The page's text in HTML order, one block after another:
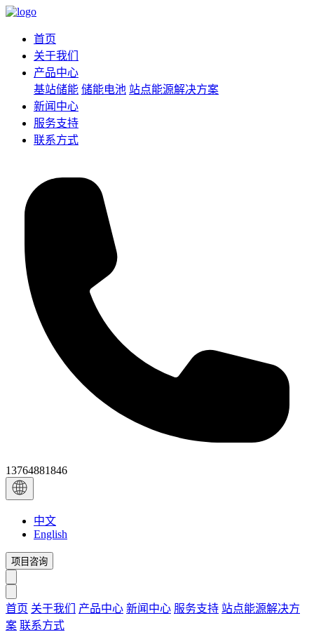
首页
关于我们
产品中心
基站储能 储能电池 站点能源解决方案
新闻中心
服务支持
联系方式
13764881846
中文
English
项目咨询
首页 关于我们 产品中心 新闻中心 服务支持 站点能源解决方
案 联系方式